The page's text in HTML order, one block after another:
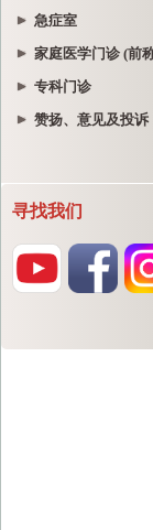
急症室
家庭医学门诊 (前
专科门诊
赞扬、意见及投诉
寻找我们